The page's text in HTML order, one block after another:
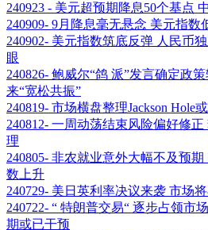
240923 - 美元超预期降息50个基点
240909- 9月降息毫无悬念 美元指数
240902- 美元指数筑底反弹 人民币
眼
240826- 鲍威尔“鸽 派”发言确定政
来“宽松共振”
240819- 市场横盘整理Jackson Hole
240812- 一周动荡结束风险偏好修
理
240805- 非农就业意外大幅不及预
数上升
240729- 美日英利率决议来袭 市场
240722- “ 特朗普交易“ 逐步占领市
期或已干预